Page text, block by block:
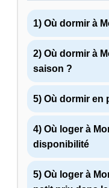
1) Où dormir à
2) Où dormir à
saison ?
5) Où dormir en
4) Où loger à
disponibilité
5) Où loger à